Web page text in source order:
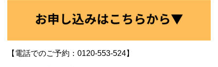
【電話でのご予約：0120-553-524】